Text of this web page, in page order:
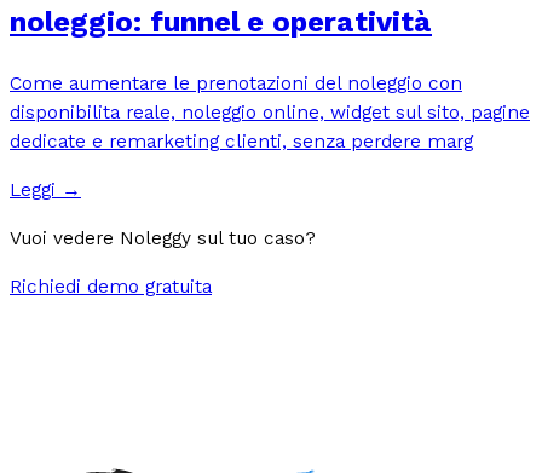
noleggio: funnel e operatività
Come aumentare le prenotazioni del noleggio con
disponibilita reale, noleggio online, widget sul sito, pagine
dedicate e remarketing clienti, senza perdere marg
Leggi →
Vuoi vedere Noleggy sul tuo caso?
Richiedi demo gratuita